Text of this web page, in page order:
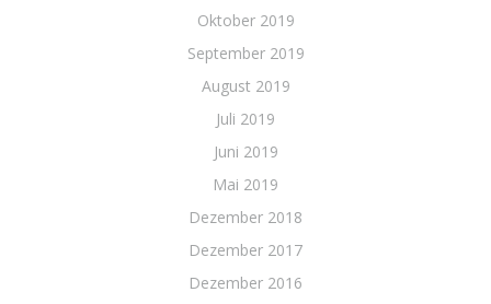
Oktober 2019
September 2019
August 2019
Juli 2019
Juni 2019
Mai 2019
Dezember 2018
Dezember 2017
Dezember 2016